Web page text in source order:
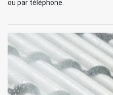
ou par téléphone.